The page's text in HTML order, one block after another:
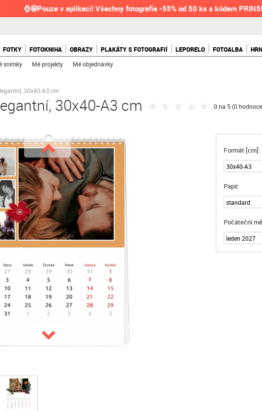
⌚🤩Pouze v aplikaci! Všechny fotografie -55% od 50 ks s kódem
FOTKY FOTOKNIHA OBRAZY PLAKÁTY S FOTOGRAFIÍ LEPORELO FOTOALBA
snímky Mé projekty Mé objednávky
30x40-A3 cm
30x40-A3 cm 0 na 5 (0
Formát [cm]:
Papír:
Počáteční